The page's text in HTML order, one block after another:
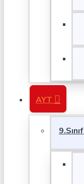
AYT
9.Sınıf